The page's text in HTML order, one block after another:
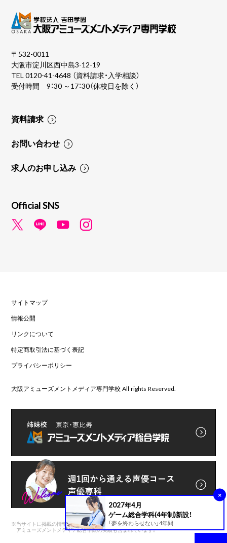
2027年4月
ゲーム総合学科(4年制)新設！
「夢を終わらせない」4年間
×
〒532-0011
大阪市淀川区西中島3-12-19
TEL0120-41-4648 （資料請求・入学相談）
受付時間 9：30 ～17：30（休校日を除く）
資料請求
お問い合わせ
求人のお申し込み
Official SNS
サイトマップ
情報公開
リンクについて
特定商取引法に基づく表記
プライバシーポリシー
大阪アミューズメントメディア専門学校 All rights Reserved.
※当サイトに掲載の情報は前身である
アミューズメントメディア総合学院の実績も含まれています。